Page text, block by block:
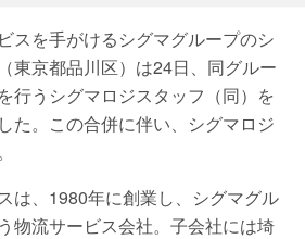
スを手がけるシグマグループのシ
東京都品川区）は24日、同グルー
行うシグマロジスタッフ（同）を
た。この合併に伴い、シグマロジ
は、1980年に創業し、シグマグル
物流サービス会社。子会社には埼